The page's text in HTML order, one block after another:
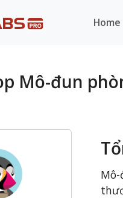
Home
Mô-đun